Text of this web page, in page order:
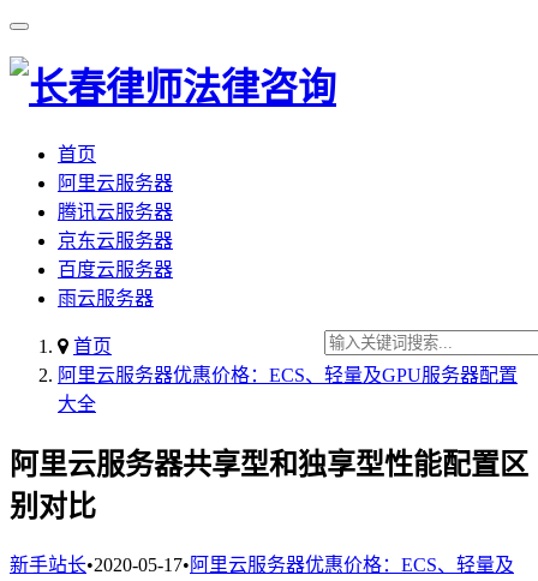
首页
阿里云服务器
腾讯云服务器
京东云服务器
百度云服务器
雨云服务器
首页
阿里云服务器优惠价格：ECS、轻量及GPU服务器配置
大全
阿里云服务器共享型和独享型性能配置区
别对比
新手站长•2020-05-17• 阿里云服务器优惠价格：ECS、轻量及